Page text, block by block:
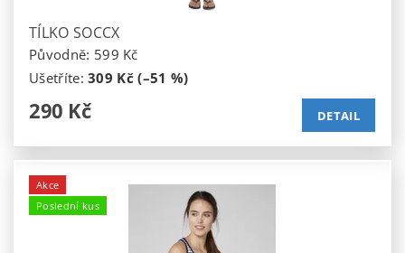
TÍLKO SOCCX
Původně: 599 Kč
Ušetříte:309 Kč (–51 %)
290 Kč DETAIL
Akce
Poslední kus